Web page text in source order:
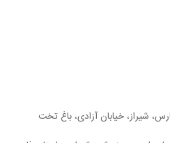
شیراز، خیابان آزادی، باغ تخت